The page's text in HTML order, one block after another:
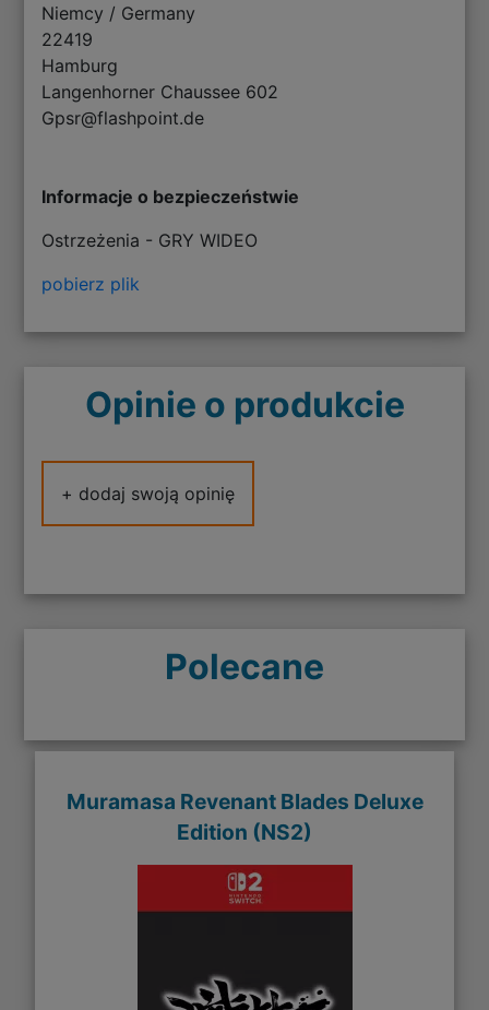
Niemcy / Germany
22419
Hamburg
Langenhorner Chaussee 602
Gpsr@flashpoint.de
Informacje o bezpieczeństwie
Ostrzeżenia - GRY WIDEO
pobierz plik
Opinie o produkcie
+ dodaj swoją opinię
Polecane
Muramasa Revenant Blades Deluxe
Edition (NS2)